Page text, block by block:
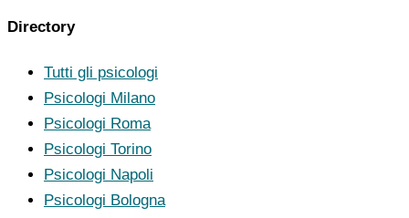
Directory
Tutti gli psicologi
Psicologi Milano
Psicologi Roma
Psicologi Torino
Psicologi Napoli
Psicologi Bologna